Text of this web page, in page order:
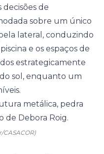
de
sobre um único
lateral, conduzindo
e os espaços de
estrategicamente
sol, enquanto um
CASACOR)